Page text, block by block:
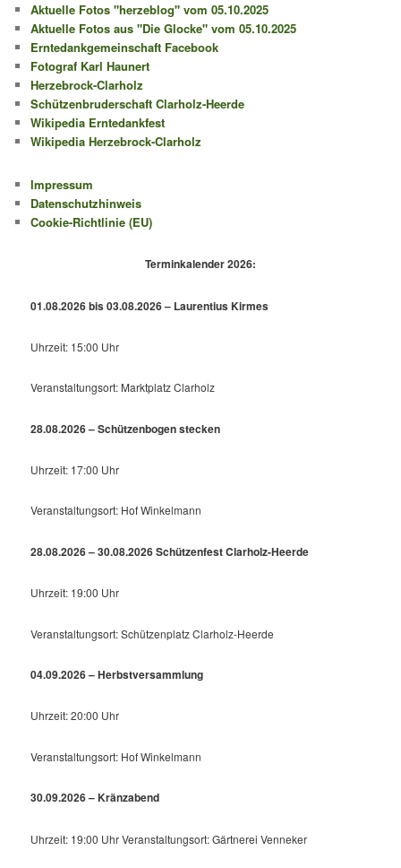
Aktuelle Fotos "herzeblog" vom 05.10.2025
Aktuelle Fotos aus "Die Glocke" vom 05.10.2025
Erntedankgemeinschaft Facebook
Fotograf Karl Haunert
Herzebrock-Clarholz
Schützenbruderschaft Clarholz-Heerde
Wikipedia Erntedankfest
Wikipedia Herzebrock-Clarholz
Impressum
Datenschutzhinweis
Cookie-Richtlinie (EU)
Terminkalender 2026:
01.08.2026 bis 03.08.2026 – Laurentius Kirmes
Uhrzeit: 15:00 Uhr
Veranstaltungsort: Marktplatz Clarholz
28.08.2026 – Schützenbogen stecken
Uhrzeit: 17:00 Uhr
Veranstaltungsort: Hof Winkelmann
28.08.2026 – 30.08.2026 Schützenfest Clarholz-Heerde
Uhrzeit: 19:00 Uhr
Veranstaltungsort: Schützenplatz Clarholz-Heerde
04.09.2026 – Herbstversammlung
Uhrzeit: 20:00 Uhr
Veranstaltungsort: Hof Winkelmann
30.09.2026 – Kränzabend
Uhrzeit: 19:00 Uhr Veranstaltungsort: Gärtnerei Venneker